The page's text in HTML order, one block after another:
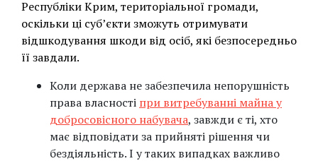
Республіки Крим, територіальної громади,
оскільки ці суб’єкти зможуть отримувати
відшкодування шкоди від осіб, які безпосередньо
її завдали.
Коли держава не забезпечила непорушність
права власності при витребуванні майна у
добросовісного набувача, завжди є ті, хто
має відповідати за прийняті рішення чи
бездіяльність. І у таких випадках важливо